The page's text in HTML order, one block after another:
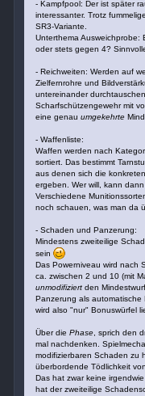
- Kampfpool: Der ist später
interessanter. Trotz
SR3-Variante.
Unterthema Ausweichprobe:
oder stets gegen 4?
- Reichweiten: Werden auf
Zielfernrohre und
untereinander
Scharfschützengewehr mit
eine genau umgekehrte
- Waffenliste:
Waffen werden nach
sortiert. Das bestimmt
aus denen sich die
ergeben. Wer will, kann
Verschiedene
noch schauen, was man da
- Schaden und Panzerung:
Mindestens zweiteilige
sein
Das Powerniveau wird nach
ca. zwischen 2 und 10 (mit
unmodifiziertden
Panzerung als automatische
wird also "nur" Bonuswürfel
Über die Phase, sprich den
mal nachdenken.
modifizierbaren Schaden zu
überbordende Tödlichkeit
Das hat zwar keine
hat der zweiteilige